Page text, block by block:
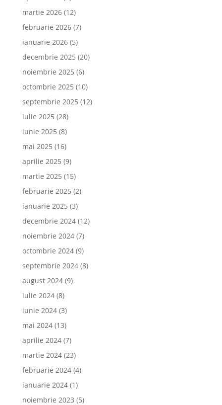
martie 2026(12)
februarie 2026(7)
ianuarie 2026(5)
decembrie 2025(20)
noiembrie 2025(6)
octombrie 2025(10)
septembrie 2025(12)
iulie 2025(28)
iunie 2025(8)
mai 2025(16)
aprilie 2025(9)
martie 2025(15)
februarie 2025(2)
ianuarie 2025(3)
decembrie 2024(12)
noiembrie 2024(7)
octombrie 2024(9)
septembrie 2024(8)
august 2024(9)
iulie 2024(8)
iunie 2024(3)
mai 2024(13)
aprilie 2024(7)
martie 2024(23)
februarie 2024(4)
ianuarie 2024(1)
noiembrie 2023 (5)